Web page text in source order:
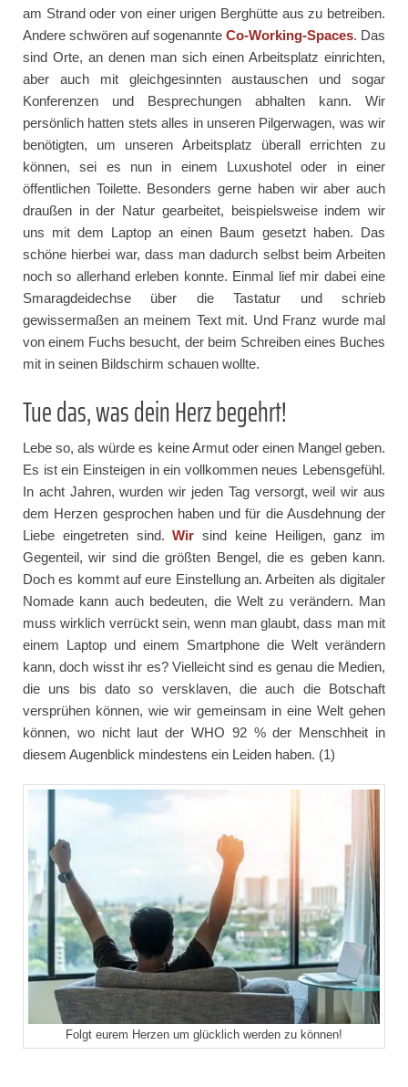
am Strand oder von einer urigen Berghütte aus zu betreiben.
Andere schwören auf sogenannte Co-Working-Spaces. Das
sind Orte, an denen man sich einen Arbeitsplatz einrichten,
aber auch mit gleichgesinnten austauschen und sogar
Konferenzen und Besprechungen abhalten kann. Wir
persönlich hatten stets alles in unseren Pilgerwagen, was wir
benötigten, um unseren Arbeitsplatz überall errichten zu
können, sei es nun in einem Luxushotel oder in einer
öffentlichen Toilette. Besonders gerne haben wir aber auch
draußen in der Natur gearbeitet, beispielsweise indem wir
uns mit dem Laptop an einen Baum gesetzt haben. Das
schöne hierbei war, dass man dadurch selbst beim Arbeiten
noch so allerhand erleben konnte. Einmal lief mir dabei eine
Smaragdeidechse über die Tastatur und schrieb
gewissermaßen an meinem Text mit. Und Franz wurde mal
von einem Fuchs besucht, der beim Schreiben eines Buches
mit in seinen Bildschirm schauen wollte.
Tue das, was dein Herz begehrt!
Lebe so, als würde es keine Armut oder einen Mangel geben.
Es ist ein Einsteigen in ein vollkommen neues Lebensgefühl.
In acht Jahren, wurden wir jeden Tag versorgt, weil wir aus
dem Herzen gesprochen haben und für die Ausdehnung der
Liebe eingetreten sind.Wir sind keine Heiligen, ganz im
Gegenteil, wir sind die größten Bengel, die es geben kann.
Doch es kommt auf eure Einstellung an. Arbeiten als digitaler
Nomade kann auch bedeuten, die Welt zu verändern. Man
muss wirklich verrückt sein, wenn man glaubt, dass man mit
einem Laptop und einem Smartphone die Welt verändern
kann, doch wisst ihr es? Vielleicht sind es genau die Medien,
die uns bis dato so versklaven, die auch die Botschaft
versprühen können, wie wir gemeinsam in eine Welt gehen
können, wo nicht laut der WHO 92 % der Menschheit in
diesem Augenblick mindestens ein Leiden haben. (1)
Folgt eurem Herzen um glücklich werden zu können!